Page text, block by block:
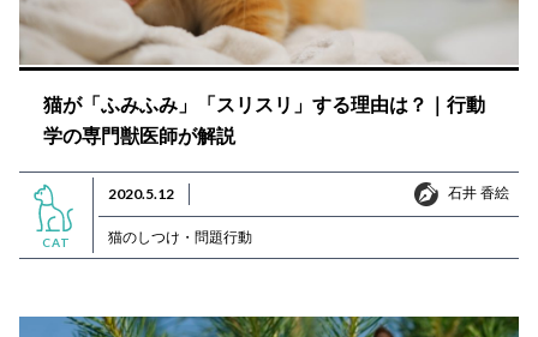
猫が「ふみふみ」「スリスリ」する理由は？｜行動
学の専門獣医師が解説
CAT
2020.5.12 石井 香絵
石井 香絵
猫のしつけ・問題行動